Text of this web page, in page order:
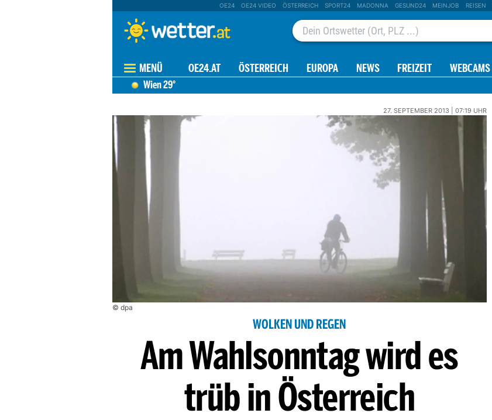
OE24 OE24 VIDEO ÖSTERREICH SPORT24 MADONNA GESUND24 MEINJOB REISEN
MENÜ OE24.AT ÖSTERREICH EUROPA NEWS FREIZEIT WEBCAMS
Wien29°
27. SEPTEMBER 2013 | 07:19 UHR
© dpa
WOLKEN UND REGEN
Am Wahlsonntag wird es
trüb in Österreich